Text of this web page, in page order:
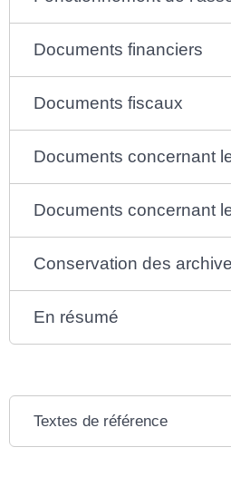
Documents financiers
Documents fiscaux
Documents concernant
Documents concernant
Conservation des
En résumé
Textes de référence